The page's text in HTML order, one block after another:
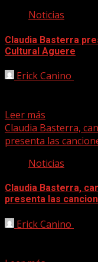
Noticias
Claudia Basterra
Cultural Aguere
Erick Canino
Leer más
Claudia Basterra,
presenta las
Noticias
Claudia Basterra,
presenta las
Erick Canino